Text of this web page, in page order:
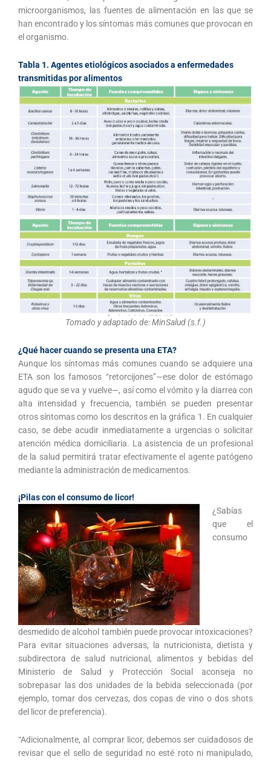
microorganismos, las fuentes de alimentación en las que se
han encontrado y los síntomas más comunes que provocan en
el organismo.
Tabla 1. Agentes etiológicos asociados a enfermedades
transmitidas por alimentos
Tomado y adaptado de: MinSalud (s.f.)
¿Qué hacer cuando se presenta una ETA?
Aunque los síntomas más comunes cuando se adquiere una
ETA son los famosos “retorcijones”—ese dolor de estómago
agudo que se va y vuelve—, así como el vómito y la diarrea con
alta intensidad y frecuencia, también se pueden presentar
otros síntomas como los descritos en la gráfica 1. En cualquier
caso, se debe acudir inmediatamente a urgencias o solicitar
atención médica domiciliaria. La asistencia de un profesional
de la salud permitirá tratar efectivamente el agente patógeno
mediante la administración de medicamentos.
¡Pilas con el consumo de licor!
¿Sabías
que el
consumo
desmedido de alcohol también puede provocar intoxicaciones?
Para evitar situaciones adversas, la nutricionista, dietista y
subdirectora de salud nutricional, alimentos y bebidas del
Ministerio de Salud y Protección Social aconseja no
sobrepasar las dos unidades de la bebida seleccionada (por
ejemplo, tomar dos cervezas, dos copas de vino o dos shots
del licor de preferencia).
“Adicionalmente, al comprar licor, debemos ser cuidadosos de
revisar que el sello de seguridad no esté roto ni manipulado,